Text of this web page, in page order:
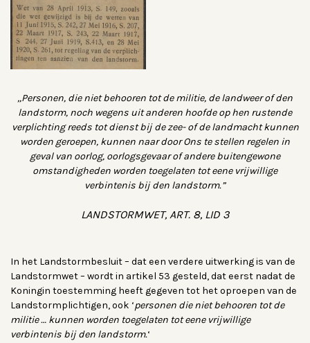
„Personen, die niet behooren tot de militie, de landweer of den
landstorm, noch wegens uit anderen hoofde op hen rustende
verplichting reeds tot dienst bij de zee- of de landmacht kunnen
worden geroepen, kunnen naar door Ons te stellen regelen in
geval van oorlog, oorlogsgevaar of andere buitengewone
omstandigheden worden toegelaten tot eene vrijwillige
verbintenis bij den landstorm.”
LANDSTORMWET, ART. 8, LID 3
In het Landstormbesluit – dat een verdere uitwerking is van de
Landstormwet – wordt in artikel 53 gesteld, dat eerst nadat de
Koningin toestemming heeft gegeven tot het oproepen van de
Landstormplichtigen, ook ‘personen die niet behooren tot de
militie … kunnen worden toegelaten tot eene vrijwillige
verbintenis bij den landstorm.‘